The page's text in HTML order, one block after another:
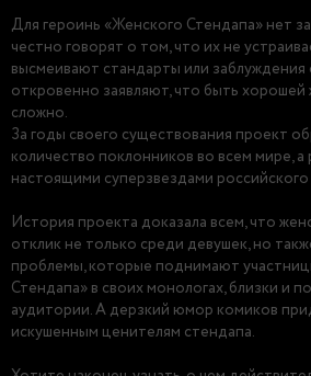
Для героинь «Женского Стендапа» нет
честно говорят о том, что их не
высмеивают стандарты или
откровенно заявляют, что быть
сложно.
За годы своего существования проект
количество поклонников во всем мире,
настоящими суперзвездами
История проекта доказала всем, что
отклик не только среди девушек, но
проблемы, которые поднимают
Стендапа» в своих монологах, близки и
аудитории. А дерзкий юмор комиков
искушенным ценителям стендапа.